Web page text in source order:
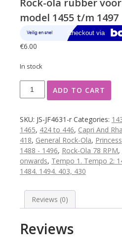
model 1455 t/m 1497
€6.00
In stock
Rock-
ola
voor
tussenwiel
model
1455
t/m
1497
ADD TO CART
SKU: JS-JF4631-r Categories:
1465, 424 to 446, Capri And
418, General Rock-Ola,
1488 - 1496, Rock-Ola 78 RPM,
onwards, Tempo 1. Tempo 2:
1484. 1494. 403, 430
Reviews (0)
Reviews